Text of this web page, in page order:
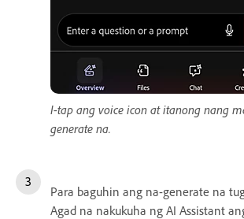
I-tap ang voice icon at itanong nang
generate na.
Para baguhin ang na-generate na
Agad na nakukuha ng AI Assistant